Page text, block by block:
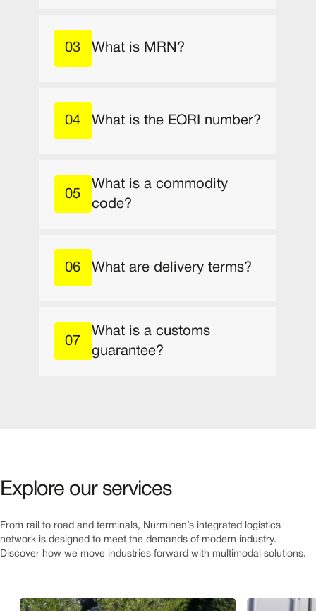
What is MRN?
What is the EORI number?
What is a commodity
code?
What are delivery terms?
What is a customs
guarantee?
Explore our services
From rail to road and terminals, Nurminen’s integrated logistics
network is designed to meet the demands of modern industry.
Discover how we move industries forward with multimodal solutions.